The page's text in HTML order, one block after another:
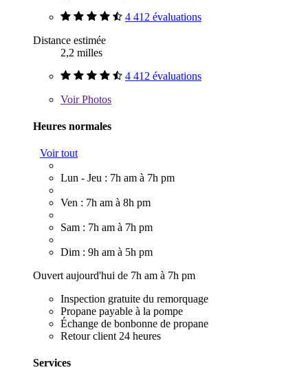
4 412 évaluations
Distance estimée
2,2 milles
4 412 évaluations
VoirPhotos
Heures normales
Voir tout
Lun - Jeu : 7h am à 7h pm
Ven : 7h am à 8h pm
Sam : 7h am à 7h pm
Dim : 9h am à 5h pm
Ouvert aujourd'hui de 7h am à 7h pm
Inspection gratuite du remorquage
Propane payable à la pompe
Échange de bonbonne de propane
Retour client 24 heures
Services